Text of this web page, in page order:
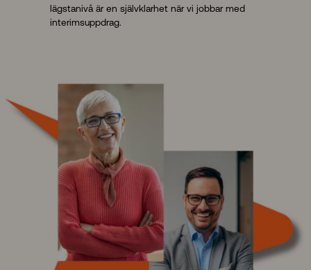
lägstanivå är en självklarhet när vi jobbar med
interimsuppdrag.